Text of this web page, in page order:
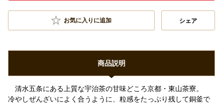
お気に入りに追加 シェア
商品説明
清水五条にある上質な宇治茶の甘味どころ京都・東山茶寮。
冷やしぜんざいによく合うように、粒感をたっぷり残して銅釜で